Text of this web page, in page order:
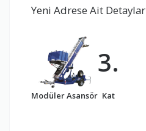
Yeni Adrese Ait Detaylar
Modüler Asansör
3.
Kat